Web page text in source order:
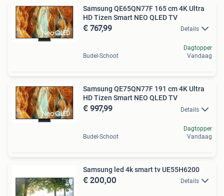
Samsung QE65QN77F 165 cm 4K Ultra
HD Tizen Smart NEO QLED TV
€ 767,99 Details
Budel-Schoot
Dagtopper
Vandaag
Samsung QE75QN77F 191 cm 4K Ultra
HD Tizen Smart NEO QLED TV
€ 997,99 Details
Budel-Schoot
Dagtopper
Vandaag
Samsung led 4k smart tv UE55H6200
€ 200,00 Details